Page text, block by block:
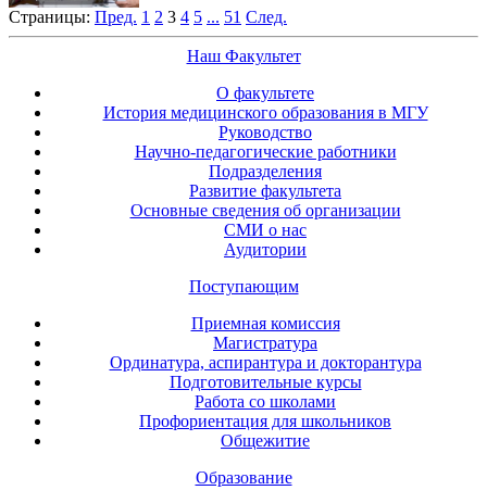
Страницы: Пред. 1 2 3 4 5 ... 51 След.
Наш Факультет
О факультете
История медицинского образования в МГУ
Руководство
Научно-педагогические работники
Подразделения
Развитие факультета
Основные сведения об организации
СМИ о нас
Аудитории
Поступающим
Приемная комиссия
Магистратура
Ординатура, аспирантура и докторантура
Подготовительные курсы
Работа со школами
Профориентация для школьников
Общежитие
Образование